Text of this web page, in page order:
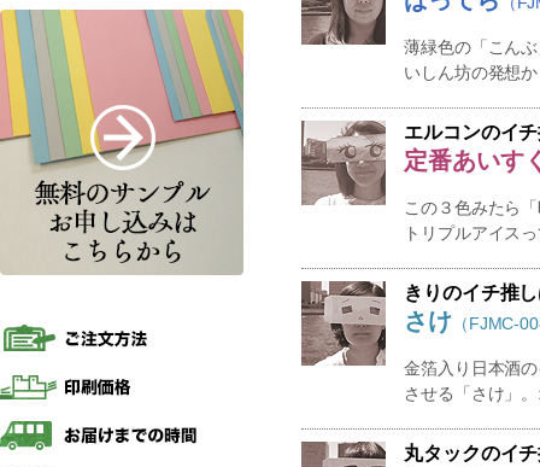
薄緑色の「こん
いしん坊の発想
エルコンのイ
定番あいす
この３色みたら
トリプルアイス
きりのイチ推
さけ （FJMC-
金箔入り日本酒
させる「さけ」
丸タックのイ